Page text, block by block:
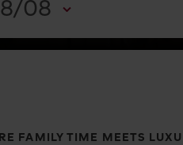
08
FAMILY TIME MEETS